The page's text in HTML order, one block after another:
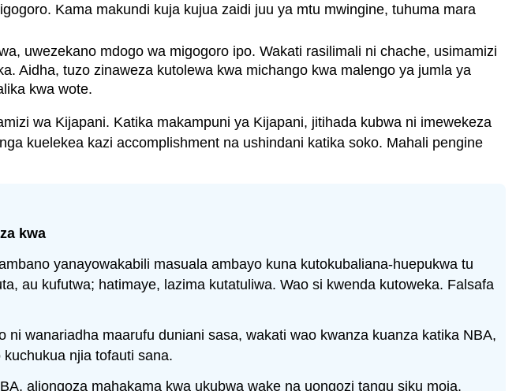
Kama makundi kuja kujua zaidi juu ya mtu mwingine, tuhuma mara
uwezekano mdogo wa migogoro ipo. Wakati rasilimali ni chache, usimamizi
Aidha, tuzo zinaweza kutolewa kwa michango kwa malengo ya jumla ya
kwa wote.
wa Kijapani. Katika makampuni ya Kijapani, jitihada kubwa ni imewekeza
kuelekea kazi accomplishment na ushindani katika soko. Mahali pengine
kwa
yanayowakabili masuala ambayo kuna kutokubaliana-huepukwa tu
au kufutwa; hatimaye, lazima kutatuliwa. Wao si kwenda kutoweka. Falsafa
wanariadha maarufu duniani sasa, wakati wao kwanza kuanza katika NBA,
njia tofauti sana.
aliongoza mahakama kwa ukubwa wake na uongozi tangu siku moja.